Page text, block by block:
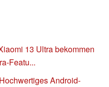
13 Ultra bekommen
Featu...
Android-